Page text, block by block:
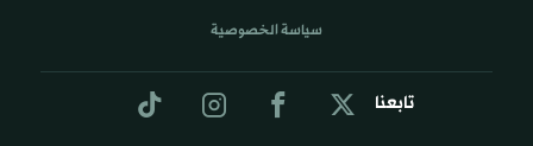
تابعنا
سياسة الخصوصية